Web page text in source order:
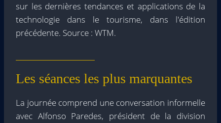
sur les dernières tendances et applications de la
technologie dans le tourisme, dans l'édition
précédente. Source : WTM.
Les séances les plus marquantes
La journée comprend une conversation informelle
avec Alfonso Paredes, président de la division